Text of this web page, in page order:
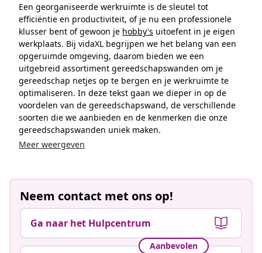
Een georganiseerde werkruimte is de sleutel tot
efficiëntie en productiviteit, of je nu een professionele
klusser bent of gewoon je hobby's uitoefent in je eigen
werkplaats. Bij vidaXL begrijpen we het belang van een
opgeruimde omgeving, daarom bieden we een
uitgebreid assortiment gereedschapswanden om je
gereedschap netjes op te bergen en je werkruimte te
optimaliseren. In deze tekst gaan we dieper in op de
voordelen van de gereedschapswand, de verschillende
soorten die we aanbieden en de kenmerken die onze
gereedschapswanden uniek maken.
Meer weergeven
Neem contact met ons op!
Ga naar het Hulpcentrum
Aanbevolen